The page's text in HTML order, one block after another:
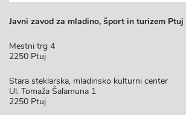
Javni zavod za mladino, šport in turizem Ptuj
Mestni trg 4
2250 Ptuj
Stara steklarska, mladinsko kulturni center
Ul. Tomaža Šalamuna 1
2250 Ptuj